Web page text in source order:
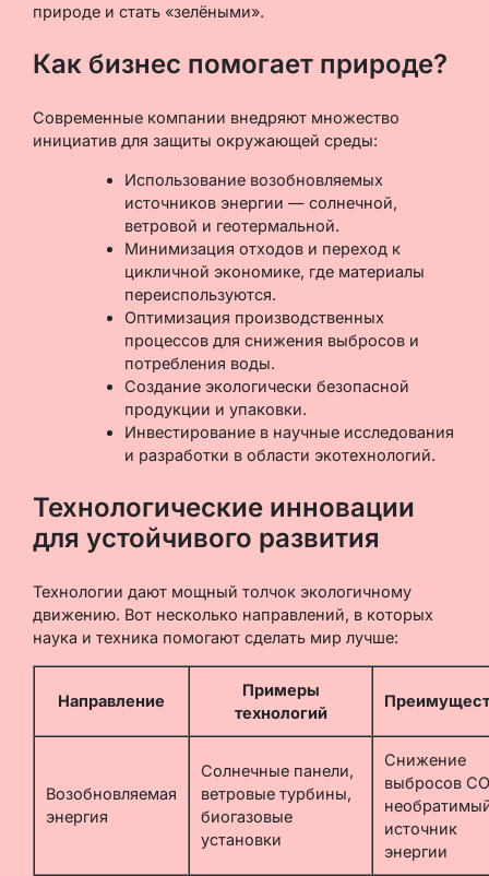
природе и стать «зелёными».
Как бизнес помогает природе?
Современные компании внедряют множество
инициатив для защиты окружающей среды:
Использование возобновляемых
источников энергии — солнечной,
ветровой и геотермальной.
Минимизация отходов и переход к
цикличной экономике, где материалы
переиспользуются.
Оптимизация производственных
процессов для снижения выбросов и
потребления воды.
Создание экологически безопасной
продукции и упаковки.
Инвестирование в научные исследования
и разработки в области экотехнологий.
Технологические инновации
для устойчивого развития
Технологии дают мощный толчок экологичному
движению. Вот несколько направлений, в которых
наука и техника помогают сделать мир лучше:
Направление
Примеры
технологий
Возобновляемая
энергия
Солнечные панели,
ветровые турбины,
биогазовые
установки
Снижение
выбросов
источник
энергии